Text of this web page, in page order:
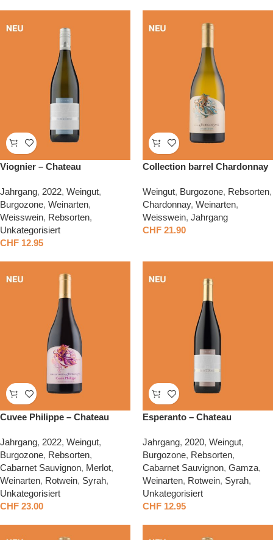
Viognier – Chateau
Jahrgang, 2022, Weingut,
Burgozone, Weinarten,
Weisswein, Rebsorten,
Unkategorisiert
CHF 12.95
Collection barrel Chardonnay
Weingut, Burgozone, Rebsorten,
Chardonnay, Weinarten,
Weisswein, Jahrgang
CHF 21.90
Cuvee Philippe – Chateau
Jahrgang, 2022, Weingut,
Burgozone, Rebsorten,
Cabarnet Sauvignon, Merlot,
Weinarten, Rotwein, Syrah,
Unkategorisiert
CHF 23.00
Esperanto – Chateau
Jahrgang, 2020, Weingut,
Burgozone, Rebsorten,
Cabarnet Sauvignon, Gamza,
Weinarten, Rotwein, Syrah,
Unkategorisiert
CHF 12.95